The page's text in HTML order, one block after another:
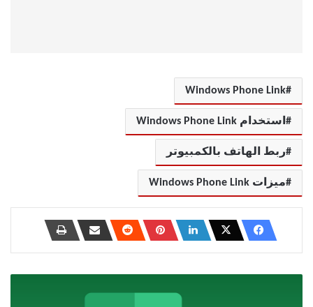
Windows Phone Link
استخدام Windows Phone Link
ربط الهاتف بالكمبيوتر
ميزات Windows Phone Link